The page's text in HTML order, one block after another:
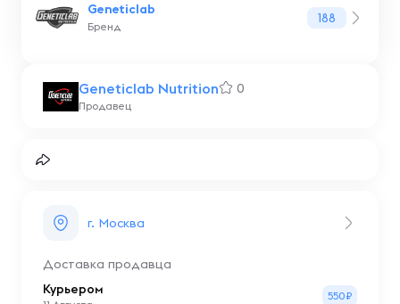
Geneticlab Nutrition 0
Продавец
Geneticlab
Бренд
188
г. Москва
Доставка продавца
Курьером
550₽